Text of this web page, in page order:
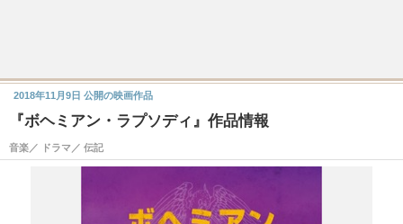
『ボヘミアン・ラプソディ』作品情報
音楽／ ドラマ／ 伝記
2018年11月9日 公開の映画作品